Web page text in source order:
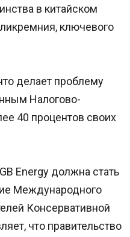
в китайском
ключевого
делает проблему
Налогово-
40 процентов своих
Energy должна стать
Международного
Консервативной
что правительство